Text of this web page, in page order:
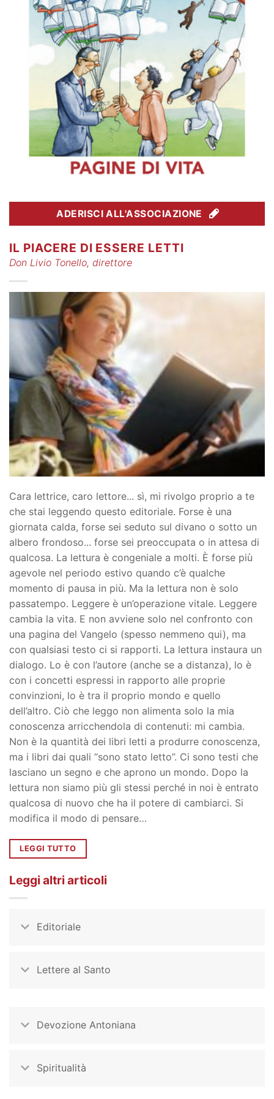
ADERISCI ALL'ASSOCIAZIONE
IL PIACERE DI ESSERE LETTI
Don Livio Tonello, direttore
Cara lettrice, caro lettore... sì, mi rivolgo proprio a te
che stai leggendo questo editoriale. Forse è una
giornata calda, forse sei seduto sul divano o sotto un
albero frondoso... forse sei preoccupata o in attesa di
qualcosa. La lettura è congeniale a molti. È forse più
agevole nel periodo estivo quando c’è qualche
momento di pausa in più. Ma la lettura non è solo
passatempo. Leggere è un’operazione vitale. Leggere
cambia la vita. E non avviene solo nel confronto con
una pagina del Vangelo (spesso nemmeno qui), ma
con qualsiasi testo ci si rapporti. La lettura instaura un
dialogo. Lo è con l’autore (anche se a distanza), lo è
con i concetti espressi in rapporto alle proprie
convinzioni, lo è tra il proprio mondo e quello
dell’altro. Ciò che leggo non alimenta solo la mia
conoscenza arricchendola di contenuti: mi cambia.
Non è la quantità dei libri letti a produrre conoscenza,
ma i libri dai quali “sono stato letto”. Ci sono testi che
lasciano un segno e che aprono un mondo. Dopo la
lettura non siamo più gli stessi perché in noi è entrato
qualcosa di nuovo che ha il potere di cambiarci. Si
modifica il modo di pensare…
LEGGI TUTTO
Leggi altri articoli
Editoriale
Lettere al Santo
Devozione Antoniana
Spiritualità